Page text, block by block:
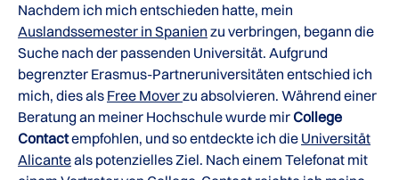
Nachdem ich mich entschieden hatte, mein
Auslandssemester in Spanien zu verbringen, begann die
Suche nach der passenden Universität. Aufgrund
begrenzter Erasmus-Partneruniversitäten entschied ich
mich, dies als Free Moverzu absolvieren. Während einer
Beratung an meiner Hochschule wurde mirCollege
Contactempfohlen, und so entdeckte ich die Universität
Alicanteals potenzielles Ziel. Nach einem Telefonat mit